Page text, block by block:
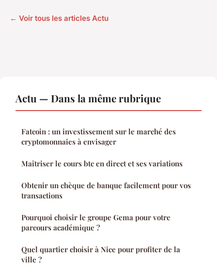
← Voir tous les articles Actu
Actu — Dans la même rubrique
Fatcoin : un investissement sur le marché des
cryptomonnaies à envisager
Maîtriser le cours btc en direct et ses variations
Obtenir un chèque de banque facilement pour vos
transactions
Pourquoi choisir le groupe Gema pour votre
parcours académique ?
Quel quartier choisir à Nice pour profiter de la
ville ?